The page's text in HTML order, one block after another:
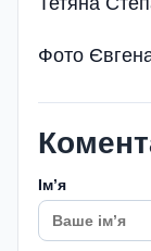
Фото
Імʼя